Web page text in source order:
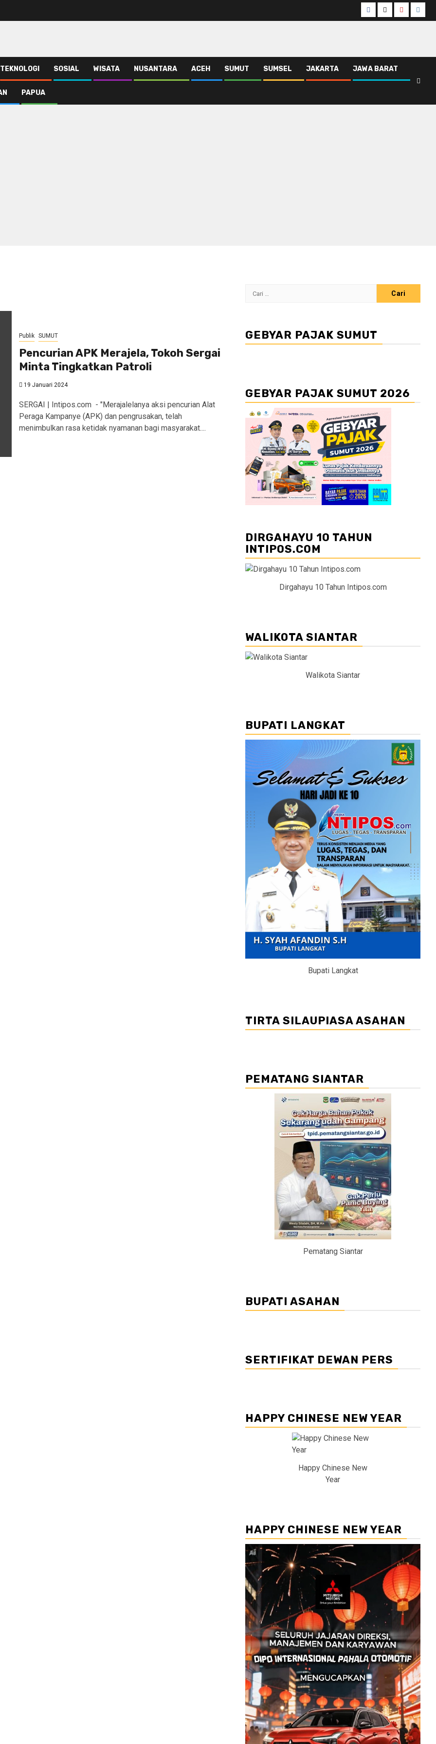
Facebook
TwitterYoutube
TEKNOLOGI SOSIAL WISATA NUSANTARA ACEH SUMUT SUMSEL JAKARTA JAWA BARAT
PAPUA
Publik SUMUT
Pencurian APK Merajela, Tokoh Sergai
Minta Tingkatkan Patroli
19 Januari 2024
SERGAI | Intipos.com - "Merajalelanya aksi pencurian Alat
Peraga Kampanye (APK) dan pengrusakan, telah
menimbulkan rasa ketidak nyamanan bagi masyarakat....
Cari
GEBYAR PAJAK SUMUT
GEBYAR PAJAK SUMUT 2026
DIRGAHAYU 10 TAHUN
INTIPOS.COM
Dirgahayu 10 Tahun Intipos.com
WALIKOTA SIANTAR
Walikota Siantar
BUPATI LANGKAT
Bupati Langkat
TIRTA SILAUPIASA ASAHAN
PEMATANG SIANTAR
Pematang Siantar
BUPATI ASAHAN
SERTIFIKAT DEWAN PERS
HAPPY CHINESE NEW YEAR
Happy Chinese New
Year
HAPPY CHINESE NEW YEAR